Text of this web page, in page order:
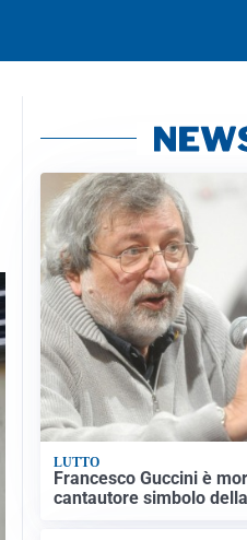
LUTTO
Francesco Guccini è
cantautore simbolo